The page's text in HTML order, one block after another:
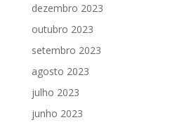
dezembro 2023
outubro 2023
setembro 2023
agosto 2023
julho 2023
junho 2023